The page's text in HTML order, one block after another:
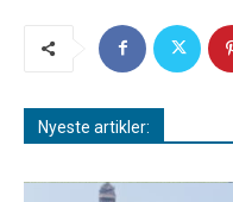
Nyeste artikler: